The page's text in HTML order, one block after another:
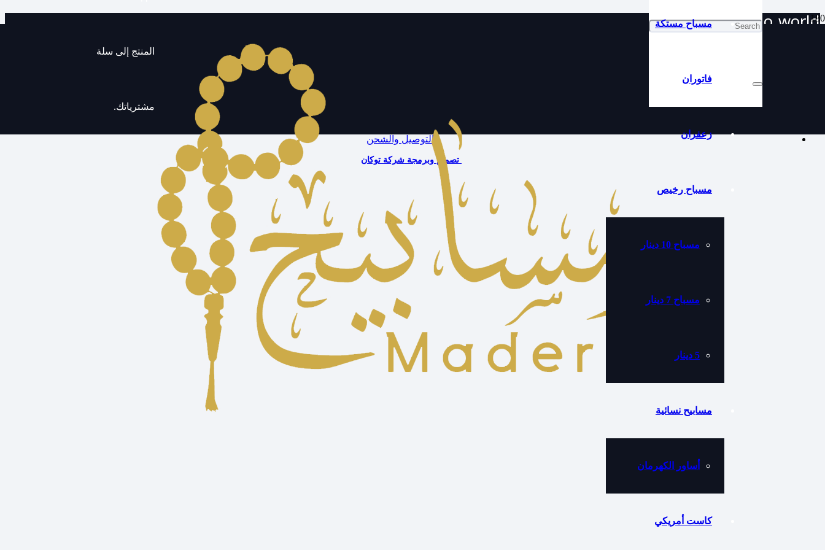
المنتج إلى سلة
مشترياتك.
مسباح مستكة
فاتوران
زعفران
مسباح رخيص
مسباح 10 دينار
مسباح 7 دينار
5 دينار
مسابيح نسائية
أساور الكهرمان
كاست أمريكي
Hello world!
الاستبدال والاسترجاع
التوصيل والشحن
تصميم وبرمجة شركة توكان